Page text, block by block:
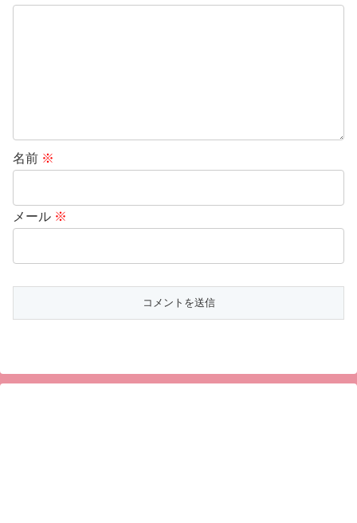
名前 ※
メール ※